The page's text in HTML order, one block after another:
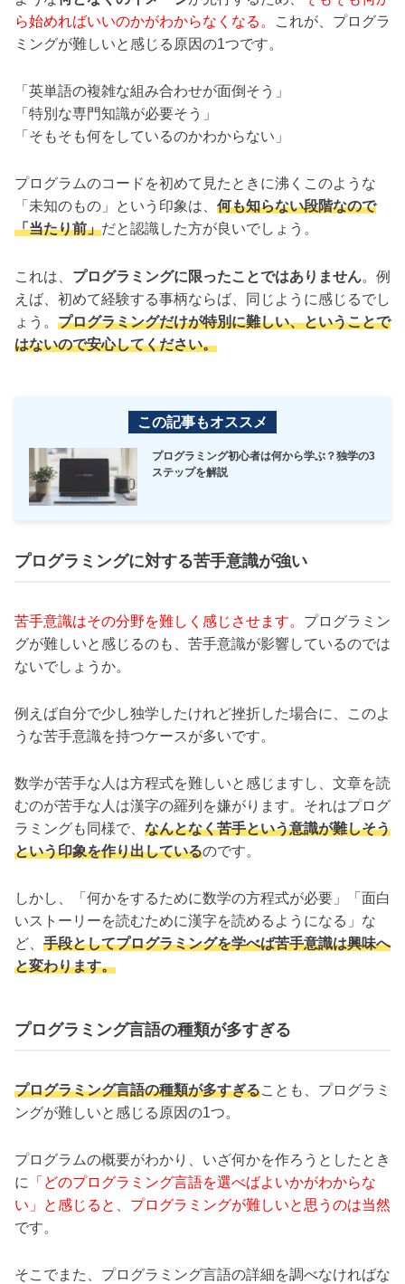
ら始めればいいのかがわからなくなる。
これが、プログラ
ミングが難しいと感じる原因の1つです。
「英単語の複雑な組み合わせが面倒そう」
「特別な専門知識が必要そう」
「そもそも何をしているのかわからない」
プログラムのコードを初めて見たときに沸くこのような
「未知のもの」という印象は、 何も知らない段階なので
「当たり前」だと認識した方が良いでしょう。
これは、 プログラミングに限ったことではありません。例
えば、初めて経験する事柄ならば、同じように感じるでし
ょう。 プログラミングだけが特別に難しい、ということで
はないので安心してください。
この記事もオススメ
プログラミング初心者は何から学ぶ？独学の3
ステップを解説
プログラミングに対する苦手意識が強い
苦手意識はその分野を難しく感じさせます。 プログラミン
グが難しいと感じるのも、苦手意識が影響しているのでは
ないでしょうか。
例えば自分で少し独学したけれど挫折した場合に、このよ
うな苦手意識を持つケースが多いです。
数学が苦手な人は方程式を難しいと感じますし、文章を読
むのが苦手な人は漢字の羅列を嫌がります。それはプログ
ラミングも同様で、 なんとなく苦手という意識が難しそう
という印象を作り出しているのです。
しかし、「何かをするために数学の方程式が必要」「面白
いストーリーを読むために漢字を読めるようになる」な
ど、 手段としてプログラミングを学べば苦手意識は興味へ
と変わります。
プログラミング言語の種類が多すぎる
プログラミング言語の種類が多すぎることも、プログラミ
ングが難しいと感じる原因の1つ。
プログラムの概要がわかり、いざ何かを作ろうとしたとき
に
「どのプログラミング言語を選べばよいかがわからな
い」と感じると、プログラミングが難しいと思うのは当然
です。
そこでまた、プログラミング言語の詳細を調べなければな